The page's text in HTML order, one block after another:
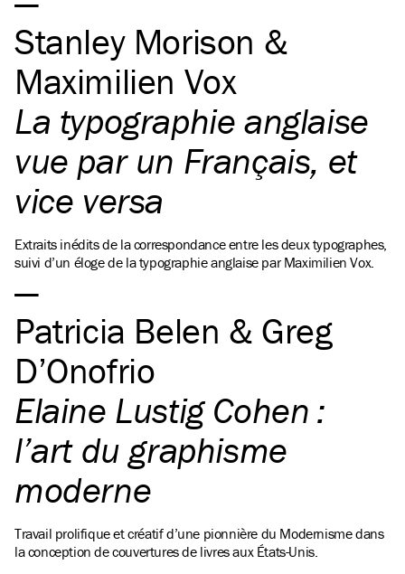
Stanley Morison &
Maximilien Vox
La typographie anglaise
vue par un Français, et
vice versa
Extraits inédits de la correspondance entre les deux typographes,
suivi d’un éloge de la typographie anglaise par Maximilien Vox.
Patricia Belen & Greg
D’Onofrio
Elaine Lustig Cohen :
l’art du graphisme
moderne
Travail prolifique et créatif d’une pionnière du Modernisme dans
la conception de couvertures de livres aux États-Unis.